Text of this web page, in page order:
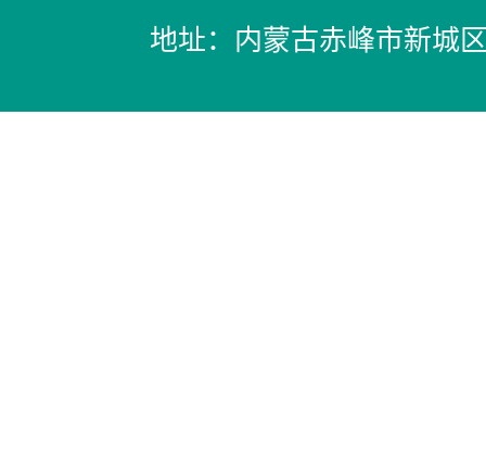
地址：内蒙古赤峰市新城